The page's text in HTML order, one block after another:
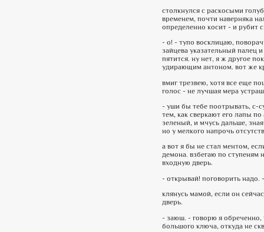
столкнулся с раскосыми
временем, почти наверняка
определенно косит - и рубит
- о! - тупо восклицаю,
зайцева указательный палец
пятится. ну нет, я ж другое
удирающим антоном. вот же
вмиг трезвею, хотя все еще
голос - не лучшая мера
- уши бы тебе поотрывать, с-
тем, как сверкают его лапы
зеленый, и мчусь дальше,
но у мелкого напрочь
а вот я бы не стал ментом,
демона. взбегаю по ступеням
входную дверь.
- открывай! поговорить надо.
клянусь мамой, если он
дверь.
- заюш. - говорю я обреченно,
большого ключа, откуда не